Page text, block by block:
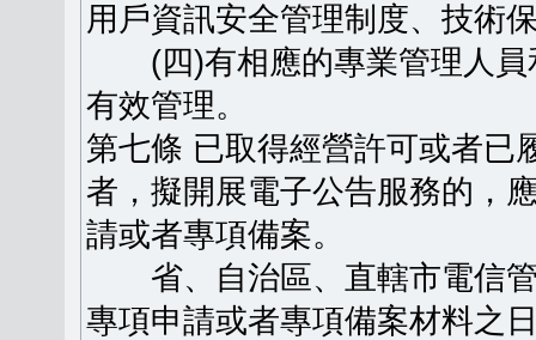
用戶資訊安全管理制度、技術
(四)有相應的專業管理人員
有效管理。
第七條 已取得經營許可或者已
者，擬開展電子公告服務的，
請或者專項備案。
省、自治區、直轄市電信管
專項申請或者專項備案材料之